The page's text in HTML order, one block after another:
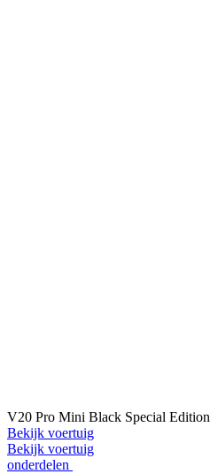
V20 Pro Mini Black Special Edition
Bekijk voertuig
Bekijk voertuig
onderdelen